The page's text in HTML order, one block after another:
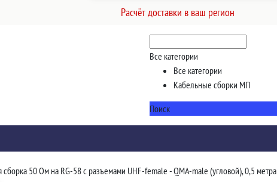
Расчёт доставки в ваш регион
Все категории
Все категории
Кабельные сборки МП
Поиск
сборка 50 Ом на RG-58 с разъемами UHF-female - QMA-male (угловой), 0,5 метра